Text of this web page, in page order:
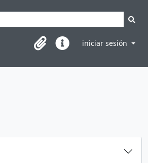
ClipboardEnlaces rápidos
iniciar sesión